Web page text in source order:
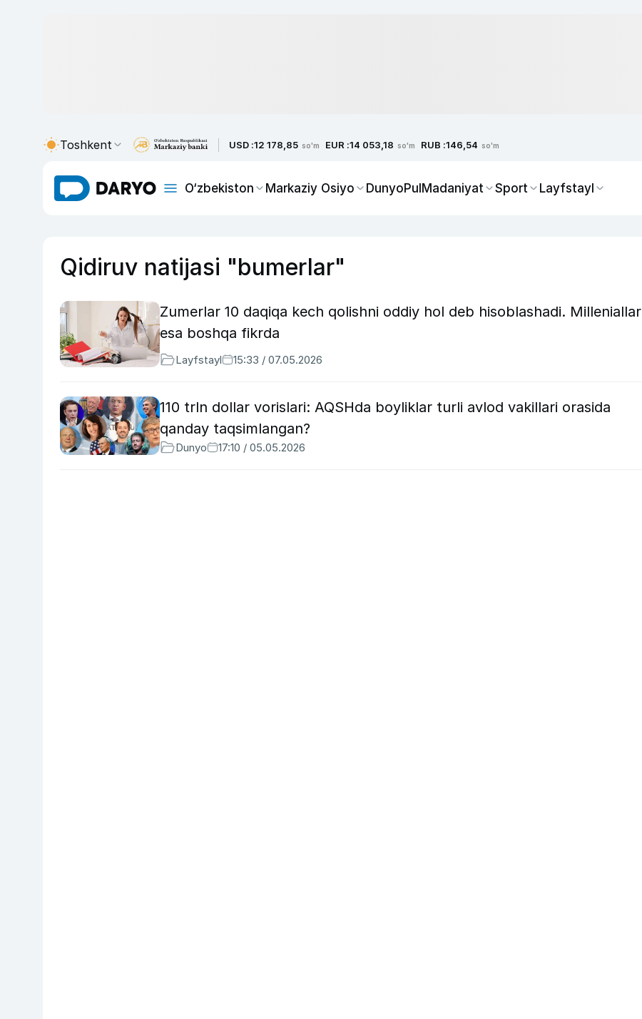
Toshkent USD :12 178,85 so'm EUR :14 053,18 so'm RUB :146,54 so'm
O‘zbekiston Markaziy Osiyo DunyoPulMadaniyat Sport Layfstayl
Qidiruv natijasi "bumerlar"
Zumerlar 10 daqiqa kech qolishni oddiy hol deb hisoblashadi. Milleniallar
esa boshqa fikrda
Layfstayl 15:33 / 07.05.2026
110 trln dollar vorislari: AQSHda boyliklar turli avlod vakillari orasida
qanday taqsimlangan?
Dunyo 17:10 / 05.05.2026